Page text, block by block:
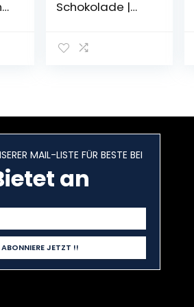
Schokolade |
unterschiedliche
Geschenk
MAIL-LISTE FÜR BESTE BEI
an